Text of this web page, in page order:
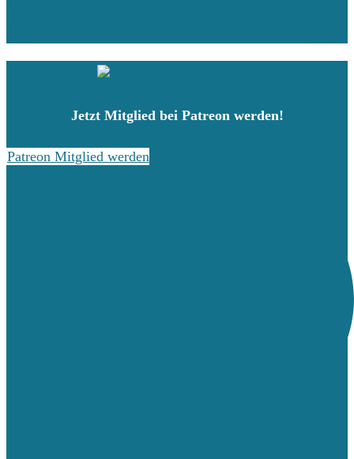
Jetzt Mitglied bei Patreon werden!
Patreon Mitglied werden